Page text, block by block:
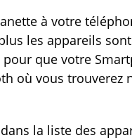
à votre
les appareils
que votre
où vous trouverez
la liste des